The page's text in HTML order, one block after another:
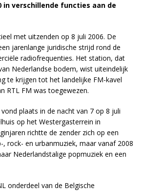
in verschillende functies aan de
met uitzenden op 8 juli 2006. De
jarenlange juridische strijd rond de
radiofrequenties. Het station, dat
Nederlandse bodem, wist uiteindelijk
te krijgen tot het landelijke FM-kavel
RTL FM was toegewezen.
plaats in de nacht van 7 op 8 juli
op het Westergasterrein in
richtte de zender zich op een
rock- en urbanmuziek, maar vanaf 2008
Nederlandstalige popmuziek en een
onderdeel van de Belgische